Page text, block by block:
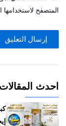
المتصفح لاستخدامها
احدث المقالات